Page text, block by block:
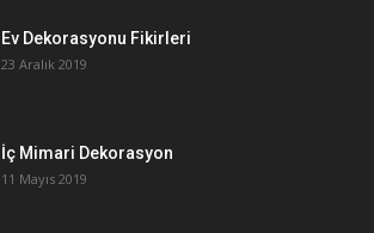
Ev Dekorasyonu Fikirleri
23 Aralık 2019
İç Mimari Dekorasyon
11 Mayıs 2019